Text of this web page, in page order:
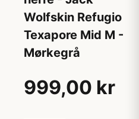
Wolfskin Refugio
Texapore Mid M -
Mørkegrå
999,00 kr